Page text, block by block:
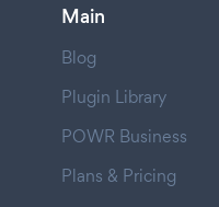
Main
Blog
Plugin Library
POWR Business
Plans & Pricing